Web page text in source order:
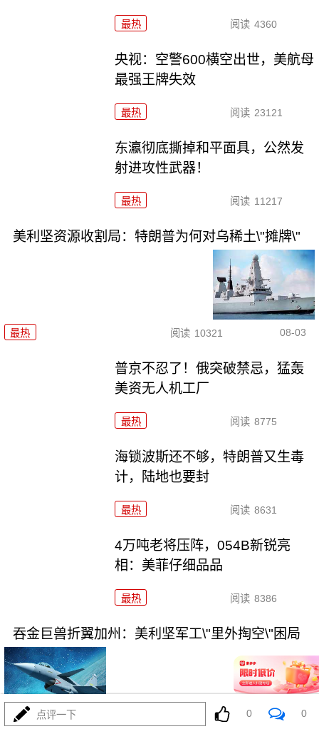
最热 阅读 4360
央视：空警600横空出世，美航母
最强王牌失效
最热 阅读 23121
东瀛彻底撕掉和平面具，公然发
射进攻性武器！
最热 阅读 11217
美利坚资源收割局：特朗普为何对乌稀土\"摊牌\"
最热 阅读 10321 08-03
普京不忍了！俄突破禁忌，猛轰
美资无人机工厂
最热 阅读 8775
海锁波斯还不够，特朗普又生毒
计，陆地也要封
最热 阅读 8631
4万吨老将压阵，054B新锐亮
相：美菲仔细品品
最热 阅读 8386
吞金巨兽折翼加州：美利坚军工\"里外掏空\"困局
点评一下 0 0